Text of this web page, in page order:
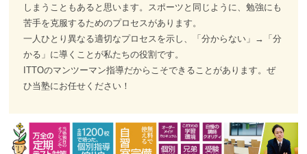
しまうこともあると思います。スポーツと同じように、勉強にも
苦手を克服するためのプロセスがあります。
一人ひとり異なる適切なプロセスを示し、「分からない」→「分
かる」に導くことが私たちの役割です。
ITTOのマンツーマン指導だからこそできることがあります。ぜ
ひ当塾にお任せください！